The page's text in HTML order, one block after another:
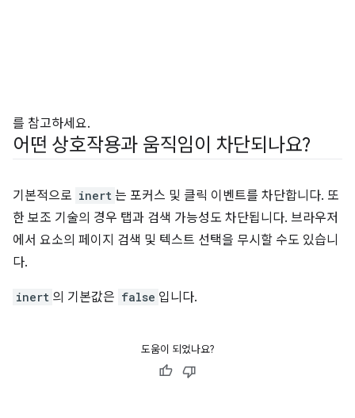
를 참고하세요.
어떤 상호작용과 움직임이 차단되나요?
기본적으로 inert 는 포커스 및 클릭 이벤트를 차단합니다. 또
한 보조 기술의 경우 탭과 검색 가능성도 차단됩니다. 브라우저
에서 요소의 페이지 검색 및 텍스트 선택을 무시할 수도 있습니
다.
inert 의 기본값은 false 입니다.
도움이 되었나요?